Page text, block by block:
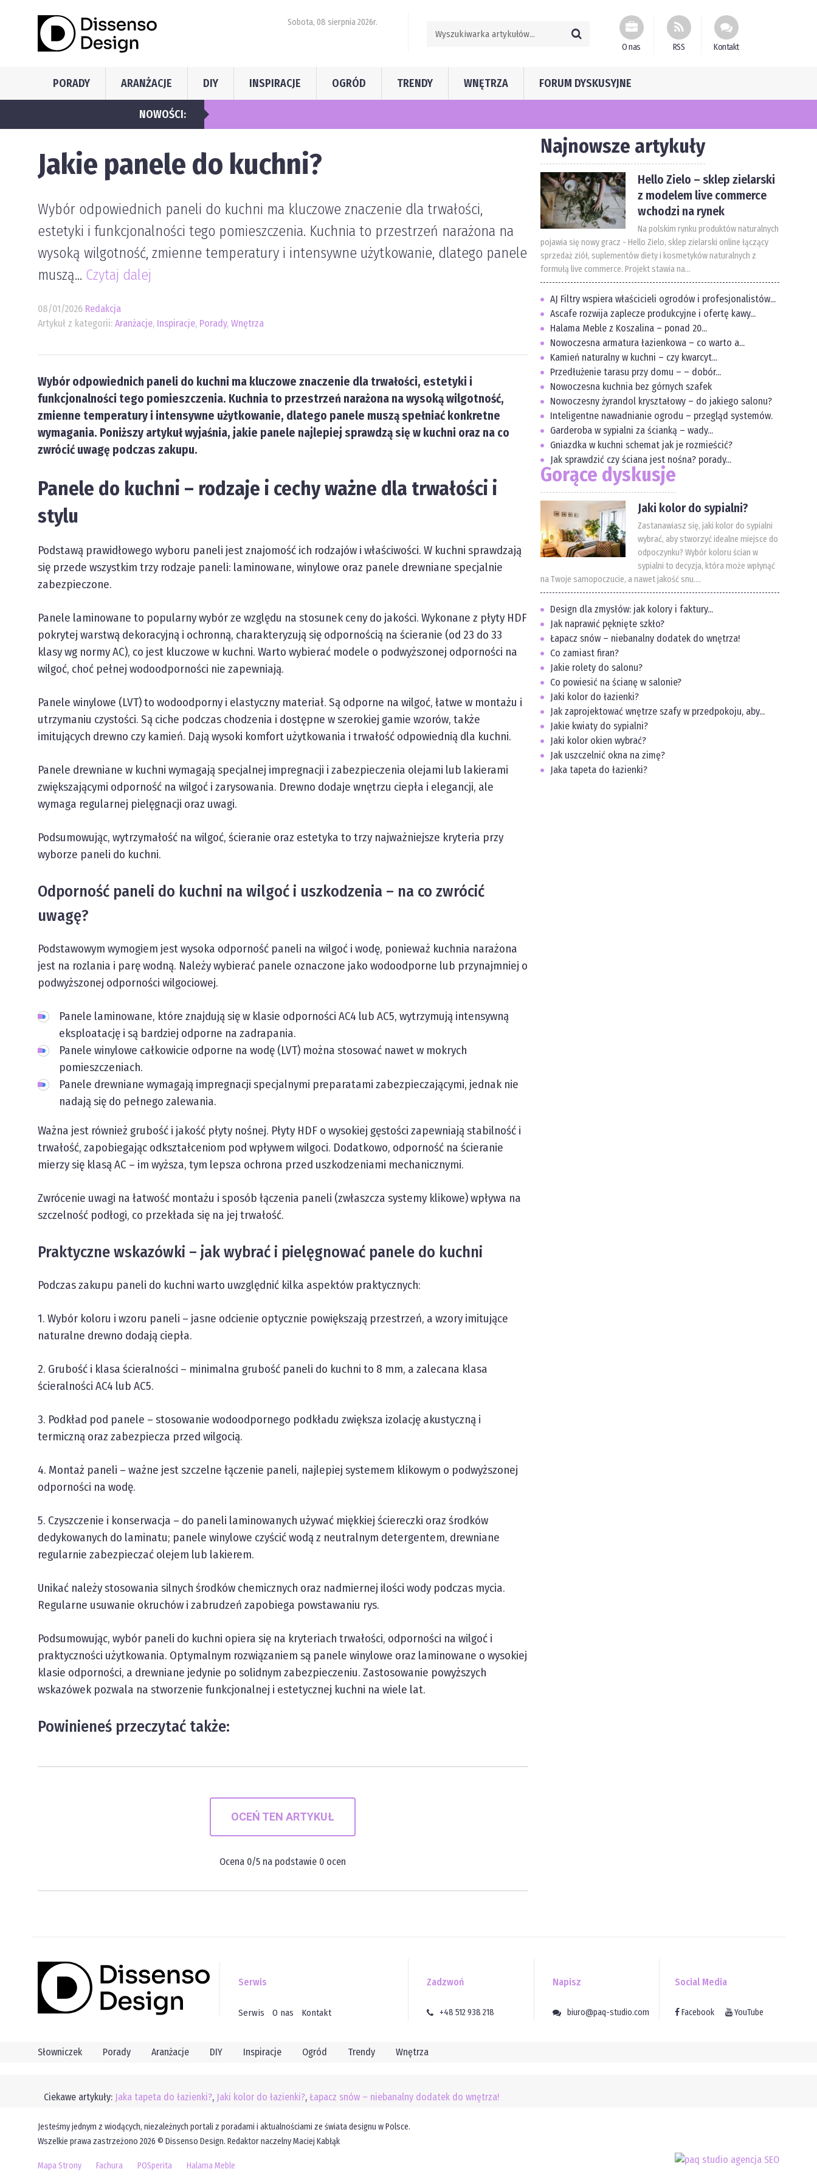
Sobota, 08 sierpnia 2026r.
O nas RSS Kontakt
PORADY ARANŻACJE DIY INSPIRACJE OGRÓD TRENDY WNĘTRZA FORUM DYSKUSYJNE
NOWOŚCI:
właścicieli ogrodów i profesjonalistów szeroką ofertą filtrów do maszyn ogrodniczych
Jakie panele do kuchni?
Wybór odpowiednich paneli do kuchni ma kluczowe znaczenie dla trwałości,
estetyki i funkcjonalności tego pomieszczenia. Kuchnia to przestrzeń narażona na
wysoką wilgotność, zmienne temperatury i intensywne użytkowanie, dlatego panele
muszą... Czytaj dalej
08/01/2026 Redakcja
Artykuł z kategorii: Aranżacje, Inspiracje, Porady, Wnętrza
Wybór odpowiednich paneli do kuchni ma kluczowe znaczenie dla trwałości, estetyki i
funkcjonalności tego pomieszczenia. Kuchnia to przestrzeń narażona na wysoką wilgotność,
zmienne temperatury i intensywne użytkowanie, dlatego panele muszą spełniać konkretne
wymagania. Poniższy artykuł wyjaśnia, jakie panele najlepiej sprawdzą się w kuchni oraz na co
zwrócić uwagę podczas zakupu.
Panele do kuchni – rodzaje i cechy ważne dla trwałości i
stylu
Podstawą prawidłowego wyboru paneli jest znajomość ich rodzajów i właściwości. W kuchni sprawdzają
się przede wszystkim trzy rodzaje paneli: laminowane, winylowe oraz panele drewniane specjalnie
zabezpieczone.
Panele laminowane to popularny wybór ze względu na stosunek ceny do jakości. Wykonane z płyty HDF
pokrytej warstwą dekoracyjną i ochronną, charakteryzują się odpornością na ścieranie (od 23 do 33
klasy wg normy AC), co jest kluczowe w kuchni. Warto wybierać modele o podwyższonej odporności na
wilgoć, choć pełnej wodoodporności nie zapewniają.
Panele winylowe (LVT) to wodoodporny i elastyczny materiał. Są odporne na wilgoć, łatwe w montażu i
utrzymaniu czystości. Są ciche podczas chodzenia i dostępne w szerokiej gamie wzorów, także
imitujących drewno czy kamień. Dają wysoki komfort użytkowania i trwałość odpowiednią dla kuchni.
Panele drewniane w kuchni wymagają specjalnej impregnacji i zabezpieczenia olejami lub lakierami
zwiększającymi odporność na wilgoć i zarysowania. Drewno dodaje wnętrzu ciepła i elegancji, ale
wymaga regularnej pielęgnacji oraz uwagi.
Podsumowując, wytrzymałość na wilgoć, ścieranie oraz estetyka to trzy najważniejsze kryteria przy
wyborze paneli do kuchni.
Odporność paneli do kuchni na wilgoć i uszkodzenia – na co zwrócić
uwagę?
Podstawowym wymogiem jest wysoka odporność paneli na wilgoć i wodę, ponieważ kuchnia narażona
jest na rozlania i parę wodną. Należy wybierać panele oznaczone jako wodoodporne lub przynajmniej o
podwyższonej odporności wilgociowej.
Panele laminowane, które znajdują się w klasie odporności AC4 lub AC5, wytrzymują intensywną
eksploatację i są bardziej odporne na zadrapania.
Panele winylowe całkowicie odporne na wodę (LVT) można stosować nawet w mokrych
pomieszczeniach.
Panele drewniane wymagają impregnacji specjalnymi preparatami zabezpieczającymi, jednak nie
nadają się do pełnego zalewania.
Ważna jest również grubość i jakość płyty nośnej. Płyty HDF o wysokiej gęstości zapewniają stabilność i
trwałość, zapobiegając odkształceniom pod wpływem wilgoci. Dodatkowo, odporność na ścieranie
mierzy się klasą AC – im wyższa, tym lepsza ochrona przed uszkodzeniami mechanicznymi.
Zwrócenie uwagi na łatwość montażu i sposób łączenia paneli (zwłaszcza systemy klikowe) wpływa na
szczelność podłogi, co przekłada się na jej trwałość.
Praktyczne wskazówki – jak wybrać i pielęgnować panele do kuchni
Podczas zakupu paneli do kuchni warto uwzględnić kilka aspektów praktycznych:
1. Wybór koloru i wzoru paneli – jasne odcienie optycznie powiększają przestrzeń, a wzory imitujące
naturalne drewno dodają ciepła.
2. Grubość i klasa ścieralności – minimalna grubość paneli do kuchni to 8 mm, a zalecana klasa
ścieralności AC4 lub AC5.
3. Podkład pod panele – stosowanie wodoodpornego podkładu zwiększa izolację akustyczną i
termiczną oraz zabezpiecza przed wilgocią.
4. Montaż paneli – ważne jest szczelne łączenie paneli, najlepiej systemem klikowym o podwyższonej
odporności na wodę.
5. Czyszczenie i konserwacja – do paneli laminowanych używać miękkiej ściereczki oraz środków
dedykowanych do laminatu; panele winylowe czyścić wodą z neutralnym detergentem, drewniane
regularnie zabezpieczać olejem lub lakierem.
Unikać należy stosowania silnych środków chemicznych oraz nadmiernej ilości wody podczas mycia.
Regularne usuwanie okruchów i zabrudzeń zapobiega powstawaniu rys.
Podsumowując, wybór paneli do kuchni opiera się na kryteriach trwałości, odporności na wilgoć i
praktyczności użytkowania. Optymalnym rozwiązaniem są panele winylowe oraz laminowane o wysokiej
klasie odporności, a drewniane jedynie po solidnym zabezpieczeniu. Zastosowanie powyższych
wskazówek pozwala na stworzenie funkcjonalnej i estetycznej kuchni na wiele lat.
Powinieneś przeczytać także:
OCEŃ TEN ARTYKUŁ
Ocena 0/5 na podstawie 0 ocen
Najnowsze artykuły
Hello Zielo – sklep zielarski
z modelem live commerce
wchodzi na rynek
Na polskim rynku produktów naturalnych
pojawia się nowy gracz - Hello Zielo, sklep zielarski online łączący
sprzedaż ziół, suplementów diety i kosmetyków naturalnych z
formułą live commerce. Projekt stawia na...
AJ Filtry wspiera właścicieli ogrodów i profesjonalistów...
Ascafe rozwija zaplecze produkcyjne i ofertę kawy...
Halama Meble z Koszalina – ponad 20...
Nowoczesna armatura łazienkowa – co warto a...
Kamień naturalny w kuchni – czy kwarcyt...
Przedłużenie tarasu przy domu – – dobór...
Nowoczesna kuchnia bez górnych szafek
Nowoczesny żyrandol kryształowy – do jakiego salonu?
Inteligentne nawadnianie ogrodu – przegląd systemów.
Garderoba w sypialni za ścianką – wady...
Gniazdka w kuchni schemat jak je rozmieścić?
Jak sprawdzić czy ściana jest nośna? porady...
Gorące dyskusje
Jaki kolor do sypialni?
Zastanawiasz się, jaki kolor do sypialni
wybrać, aby stworzyć idealne miejsce do
odpoczynku? Wybór koloru ścian w
sypialni to decyzja, która może wpłynąć
na Twoje samopoczucie, a nawet jakość snu....
Design dla zmysłów: jak kolory i faktury...
Jak naprawić pęknięte szkło?
Łapacz snów – niebanalny dodatek do wnętrza!
Co zamiast firan?
Jakie rolety do salonu?
Co powiesić na ścianę w salonie?
Jaki kolor do łazienki?
Jak zaprojektować wnętrze szafy w przedpokoju, aby...
Jakie kwiaty do sypialni?
Jaki kolor okien wybrać?
Jak uszczelnić okna na zimę?
Jaka tapeta do łazienki?
Serwis
Serwis O nas Kontakt
Zadzwoń
+48 512 938 218
Napisz
biuro@paq-studio.com
Social Media
Facebook YouTube
Słowniczek Porady Aranżacje DIY Inspiracje Ogród Trendy Wnętrza
Ciekawe artykuły: Jaka tapeta do łazienki?, Jaki kolor do łazienki?, Łapacz snów – niebanalny dodatek do wnętrza!
Jesteśmy jednym z wiodących, niezależnych portali z poradami i aktualnościami ze świata designu w Polsce.
Wszelkie prawa zastrzeżono 2026 © Dissenso Design. Redaktor naczelny Maciej Kabłąk
Mapa Strony Fachura POSperita Halama Meble